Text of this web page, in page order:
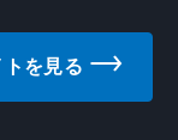
を見る